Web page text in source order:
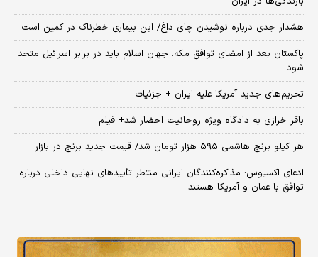
هشدار جدی درباره نوشیدن چای داغ/ این بیماری خطرناک در کمین است
پاکستان بعد از امضای توافق مکه: جهان اسلام باید در برابر اسرائیل متحد
شود
تحریم‌های جدید آمریکا علیه ایران + جزئیات
باقر خرازی به دادگاه ویژه روحانیت احضار شد+ فیلم
هر کیلو برنج هاشمی ۵۹۵ هزار تومان شد/ قیمت جدید برنج در بازار
ادعای اکسیوس: مذاکره‌کنندگان ایرانی منتظر تأییدهای نهایی داخلی درباره
توافق با عمان و آمریکا هستند